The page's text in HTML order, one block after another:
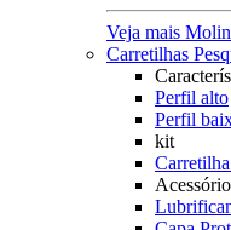
Veja mais
Carretilhas
Perfil alto
Perfil
kit